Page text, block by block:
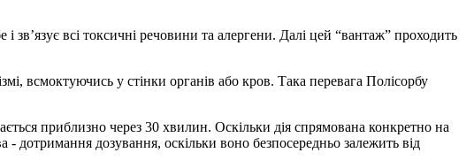
всі токсичні речовини та алергени. Далі цей “вантаж” проходить
всмоктуючись у стінки органів або кров. Така перевага Полісорбу
приблизно через 30 хвилин. Оскільки дія спрямована конкретно на
дотримання дозування, оскільки воно безпосередньо залежить від